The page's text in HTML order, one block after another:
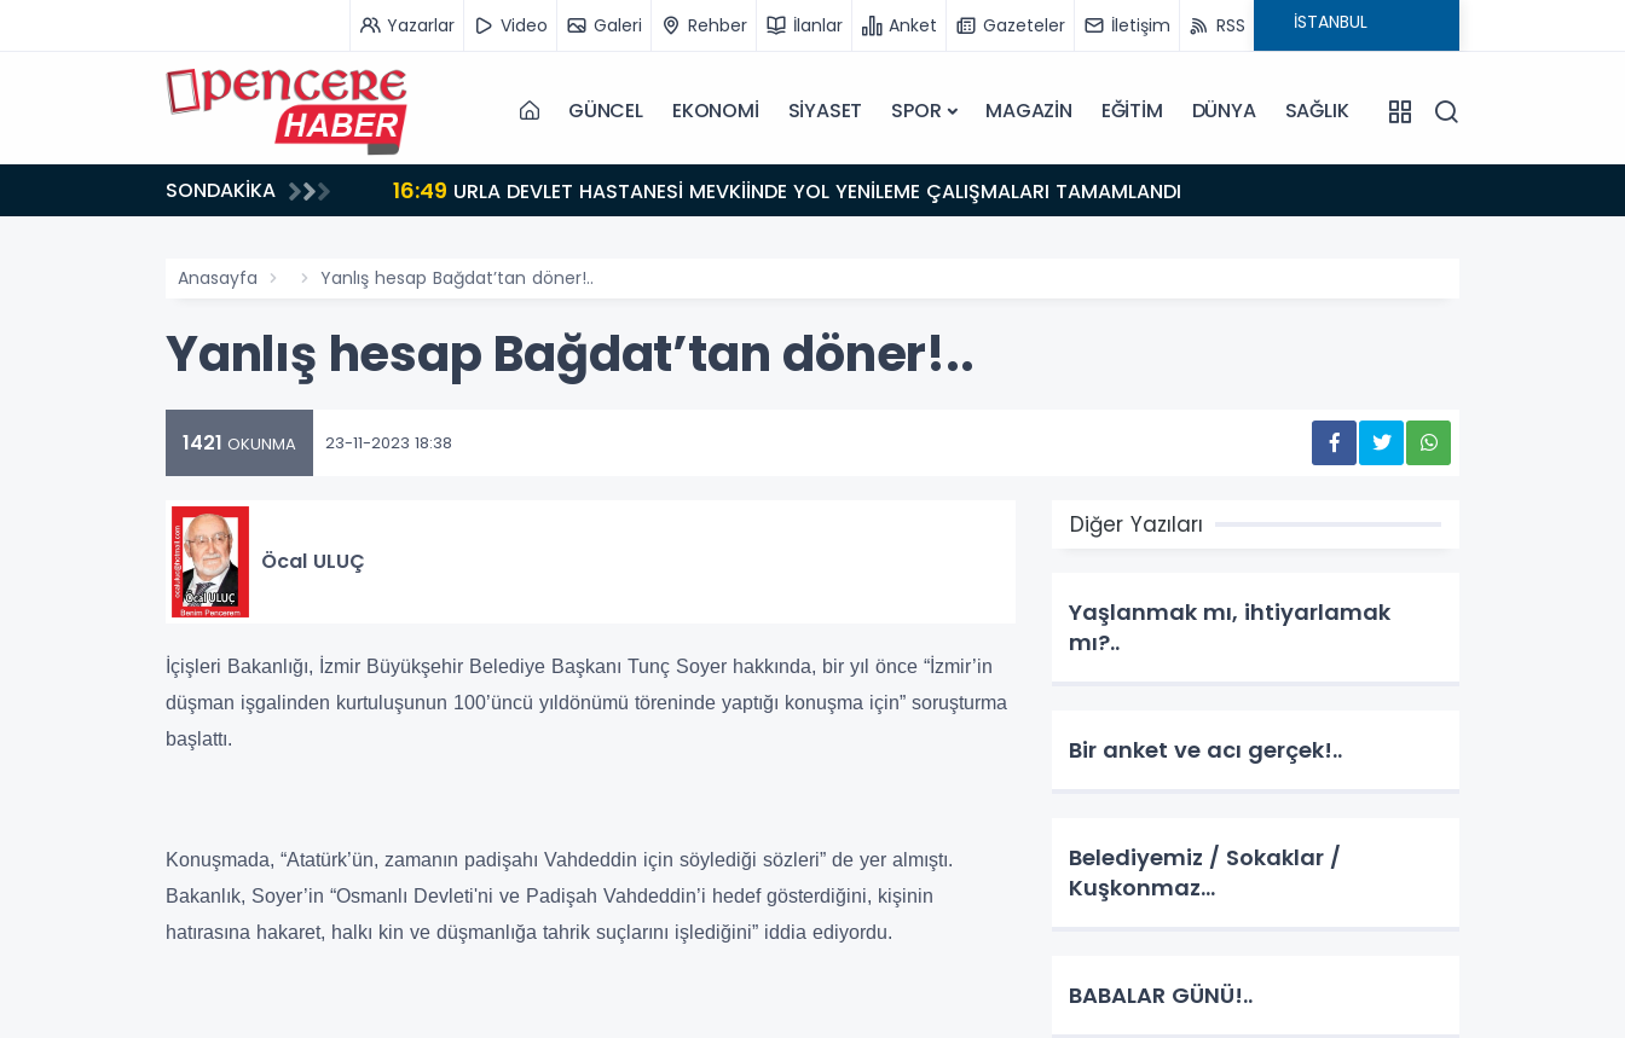
Yazarlar Video Galeri Rehber İlanlar Anket Gazeteler İletişim RSS
GÜNCEL EKONOMİ SİYASET SPOR MAGAZİN EĞİTİM DÜNYA SAĞLIK
SONDAKİKA 16:49 URLA DEVLET HASTANESİ MEVKİİNDE YOL YENİLEME ÇALIŞMALARI TAMAMLANDI
Anasayfa Yanlış hesap Bağdat’tan döner!..
Yanlış hesap Bağdat’tan döner!..
1421 OKUNMA 23-11-2023 18:38
Öcal ULUÇ
İçişleri Bakanlığı, İzmir Büyükşehir Belediye Başkanı Tunç Soyer hakkında, bir yıl önce “İzmir’in
düşman işgalinden kurtuluşunun 100’üncü yıldönümü töreninde yaptığı konuşma için” soruşturma
başlattı.
Konuşmada, “Atatürk’ün, zamanın padişahı Vahdeddin için söylediği sözleri” de yer almıştı.
Bakanlık, Soyer’in “Osmanlı Devleti'ni ve Padişah Vahdeddin’i hedef gösterdiğini, kişinin
hatırasına hakaret, halkı kin ve düşmanlığa tahrik suçlarını işlediğini” iddia ediyordu.
Diğer Yazıları
Yaşlanmak mı, ihtiyarlamak
mı?..
Bir anket ve acı gerçek!..
Belediyemiz / Sokaklar /
Kuşkonmaz…
BABALAR GÜNÜ!..